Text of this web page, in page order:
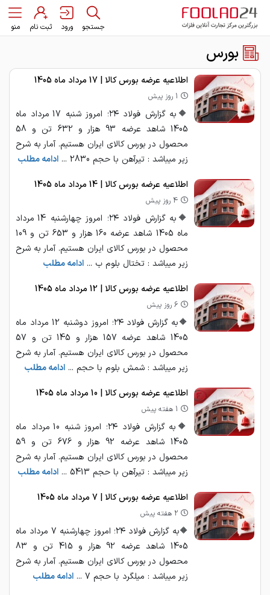
جستجو ورود ثبت نام منو
بورس
اطلاعیه عرضه بورس کالا | 17 مرداد ماه 1405
1 روز پیش
🔶به گزارش فولاد ۲۴؛ امروز شنبه 17 مرداد ماه
1405 شاهد عرضه 93 هزار و 632 تن و 58
محصول در بورس کالای ایران هستیم. آمار به شرح
زیر میباشد : تیرآهن با حجم 2830 ...
ادامه مطلب
اطلاعیه عرضه بورس کالا | 14 مرداد ماه 1405
4 روز پیش
🔶به گزارش فولاد ۲۴؛ امروز چهارشنبه 14 مرداد
ماه 1405 شاهد عرضه 160 هزار و 653 تن و 109
محصول در بورس کالای ایران هستیم. آمار به شرح
زیر میباشد : تختال بلوم ب ... ادامه مطلب
اطلاعیه عرضه بورس کالا | 12 مرداد ماه 1405
6 روز پیش
🔶به گزارش فولاد ۲۴؛ امروز دوشنبه 12 مرداد ماه
1405 شاهد عرضه 157 هزار و 145 تن و 57
محصول در بورس کالای ایران هستیم. آمار به شرح
زیر میباشد : شمش بلوم با حجم ... ادامه مطلب
اطلاعیه عرضه بورس کالا | 10 مرداد ماه 1405
1 هفته پیش
🔶به گزارش فولاد ۲۴؛ امروز شنبه 10 مرداد ماه
1405 شاهد عرضه 92 هزار و 676 تن و 59
محصول در بورس کالای ایران هستیم. آمار به شرح
زیر میباشد : تیرآهن با حجم 5413 ...
ادامه مطلب
اطلاعیه عرضه بورس کالا | 7 مرداد ماه 1405
2 هفته پیش
🔶به گزارش فولاد ۲۴؛ امروز چهارشنبه 7 مرداد ماه
1405 شاهد عرضه 92 هزار و 415 تن و 83
محصول در بورس کالای ایران هستیم. آمار به شرح
زیر میباشد : میلگرد با حجم 7 ...
ادامه مطلب